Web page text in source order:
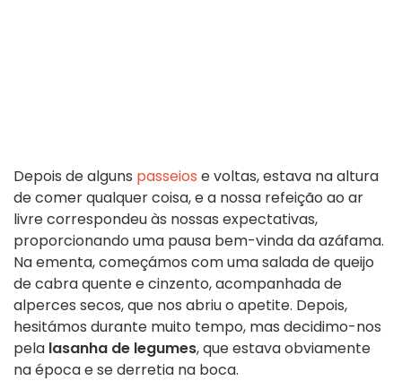
Depois de alguns passeios e voltas, estava na altura
de comer qualquer coisa, e a nossa refeição ao ar
livre correspondeu às nossas expectativas,
proporcionando uma pausa bem-vinda da azáfama.
Na ementa, começámos com uma salada de queijo
de cabra quente e cinzento, acompanhada de
alperces secos, que nos abriu o apetite. Depois,
hesitámos durante muito tempo, mas decidimo-nos
pela lasanha de legumes, que estava obviamente
na época e se derretia na boca.